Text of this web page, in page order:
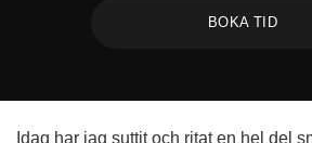
BOKA TID
Idag har jag suttit och ritat en hel del